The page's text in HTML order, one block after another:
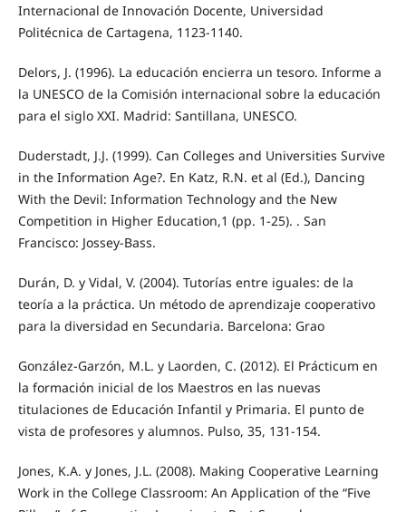
Internacional de Innovación Docente, Universidad
Politécnica de Cartagena, 1123-1140.
Delors, J. (1996). La educación encierra un tesoro. Informe a
la UNESCO de la Comisión internacional sobre la educación
para el siglo XXI. Madrid: Santillana, UNESCO.
Duderstadt, J.J. (1999). Can Colleges and Universities Survive
in the Information Age?. En Katz, R.N. et al (Ed.), Dancing
With the Devil: Information Technology and the New
Competition in Higher Education,1 (pp. 1-25). . San
Francisco: Jossey-Bass.
Durán, D. y Vidal, V. (2004). Tutorías entre iguales: de la
teoría a la práctica. Un método de aprendizaje cooperativo
para la diversidad en Secundaria. Barcelona: Grao
González-Garzón, M.L. y Laorden, C. (2012). El Prácticum en
la formación inicial de los Maestros en las nuevas
titulaciones de Educación Infantil y Primaria. El punto de
vista de profesores y alumnos. Pulso, 35, 131-154.
Jones, K.A. y Jones, J.L. (2008). Making Cooperative Learning
Work in the College Classroom: An Application of the “Five